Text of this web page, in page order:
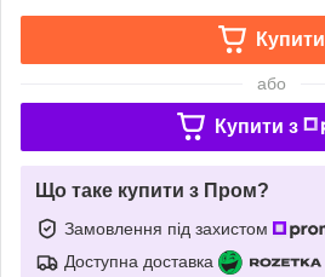
Купити
або
Купити з
Що таке купити з Пром?
Замовлення під захистом
Доступна доставка